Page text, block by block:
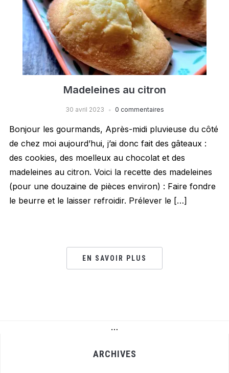
Madeleines au citron
30 avril 2023 0 commentaires
Bonjour les gourmands, Après-midi pluvieuse du côté
de chez moi aujourd’hui, j’ai donc fait des gâteaux :
des cookies, des moelleux au chocolat et des
madeleines au citron. Voici la recette des madeleines
(pour une douzaine de pièces environ) : Faire fondre
le beurre et le laisser refroidir. Prélever le […]
EN SAVOIR PLUS
…
ARCHIVES